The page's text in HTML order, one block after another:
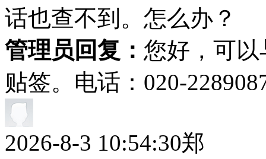
话也查不到。怎么办？
管理员回复： 您好，可
贴签。电话：020-
2026-8-3 10:54:30郑